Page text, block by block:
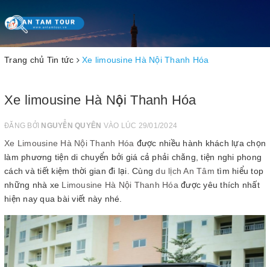
Toggle
navigation
Trang chủ Tin tức Xe limousine Hà Nội Thanh Hóa
Xe limousine Hà Nội Thanh Hóa
ĐĂNG BỞI NGUYỄN QUYÊN VÀO LÚC 29/01/2024
Xe Limousine Hà Nội Thanh Hóa được nhiều hành khách lựa chọn
làm phương tiện di chuyển bởi giá cả phải chăng, tiện nghi phong
cách và tiết kiệm thời gian đi lại. Cùngdu lịch An Tâm tìm hiểu top
những nhà xe Limousine Hà Nội Thanh Hóa được yêu thích nhất
hiện nay qua bài viết này nhé.